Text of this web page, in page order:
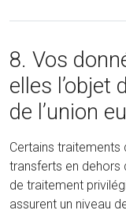
8. Vos
elles l’objet
de l’union
Certains traitements
transferts en dehors
de traitement
assurent un niveau